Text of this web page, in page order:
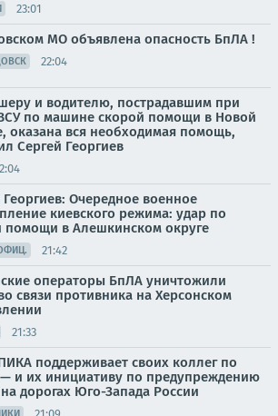
23:01
МО объявлена опасность БпЛА !
22:04
и водителю, пострадавшим при
по машине скорой помощи в Новой
оказана вся необходимая помощь,
Сергей Георгиев
Георгиев: Очередное военное
киевского режима: удар по
помощи в Алешкинском округе
21:42
операторы БпЛА уничтожили
связи противника на Херсонском
21:33
поддерживает своих коллег по
и их инициативу по предупреждению
дорогах Юго-Запада России